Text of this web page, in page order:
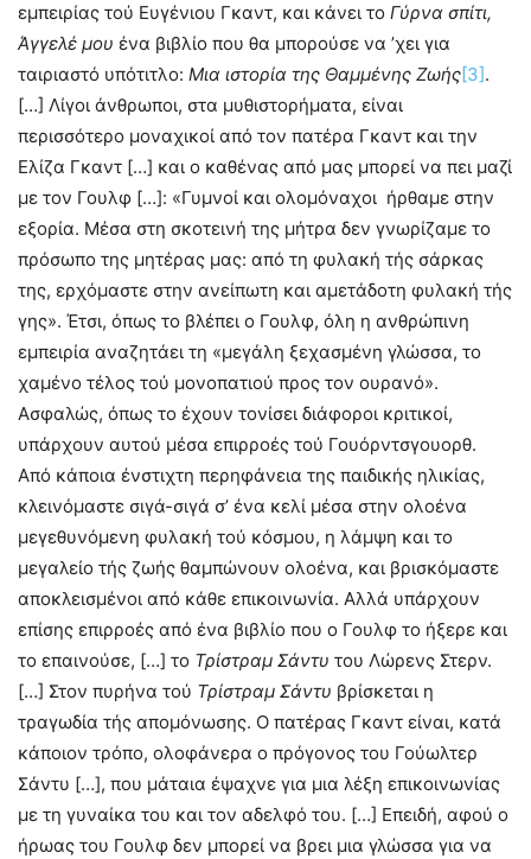
εμπειρίας τού Ευγένιου Γκαντ, και κάνει το Γύρνα σπίτι,
Άγγελέ μου ένα βιβλίο που θα μπορούσε να ’χει για
ταιριαστό υπότιτλο: Μια ιστορία της Θαμμένης Ζωής[3].
[…] Λίγοι άνθρωποι, στα μυθιστορήματα, είναι
περισσότερο μοναχικοί από τον πατέρα Γκαντ και την
Ελίζα Γκαντ […] και ο καθένας από μας μπορεί να πει μαζί
με τον Γουλφ […]: «Γυμνοί και ολομόναχοι ήρθαμε στην
εξορία. Μέσα στη σκοτεινή της μήτρα δεν γνωρίζαμε το
πρόσωπο της μητέρας μας: από τη φυλακή τής σάρκας
της, ερχόμαστε στην ανείπωτη και αμετάδοτη φυλακή τής
γης». Έτσι, όπως το βλέπει ο Γουλφ, όλη η ανθρώπινη
εμπειρία αναζητάει τη «μεγάλη ξεχασμένη γλώσσα, το
χαμένο τέλος τού μονοπατιού προς τον ουρανό».
Ασφαλώς, όπως το έχουν τονίσει διάφοροι κριτικοί,
υπάρχουν αυτού μέσα επιρροές τού Γουόρντσγουορθ.
Από κάποια ένστιχτη περηφάνεια της παιδικής ηλικίας,
κλεινόμαστε σιγά-σιγά σ’ ένα κελί μέσα στην ολοένα
μεγεθυνόμενη φυλακή τού κόσμου, η λάμψη και το
μεγαλείο τής ζωής θαμπώνουν ολοένα, και βρισκόμαστε
αποκλεισμένοι από κάθε επικοινωνία. Αλλά υπάρχουν
επίσης επιρροές από ένα βιβλίο που ο Γουλφ το ήξερε και
το επαινούσε, […] το Τρίστραμ Σάντυ του Λώρενς Στερν.
[…] Στον πυρήνα τού Τρίστραμ Σάντυ βρίσκεται η
τραγωδία τής απομόνωσης. Ο πατέρας Γκαντ είναι, κατά
κάποιον τρόπο, ολοφάνερα ο πρόγονος του Γούωλτερ
Σάντυ […], που μάταια έψαχνε για μια λέξη επικοινωνίας
με τη γυναίκα του και τον αδελφό του. […] Επειδή, αφού ο
ήρωας του Γουλφ δεν μπορεί να βρει μια γλώσσα για να